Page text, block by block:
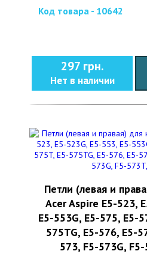
Код товара - 10642
297 грн.
Нет в наличии
Петли (левая и
Acer Aspire E5-523,
E5-553G, E5-575, E5-
575TG, E5-576, E5-
573, F5-573G,